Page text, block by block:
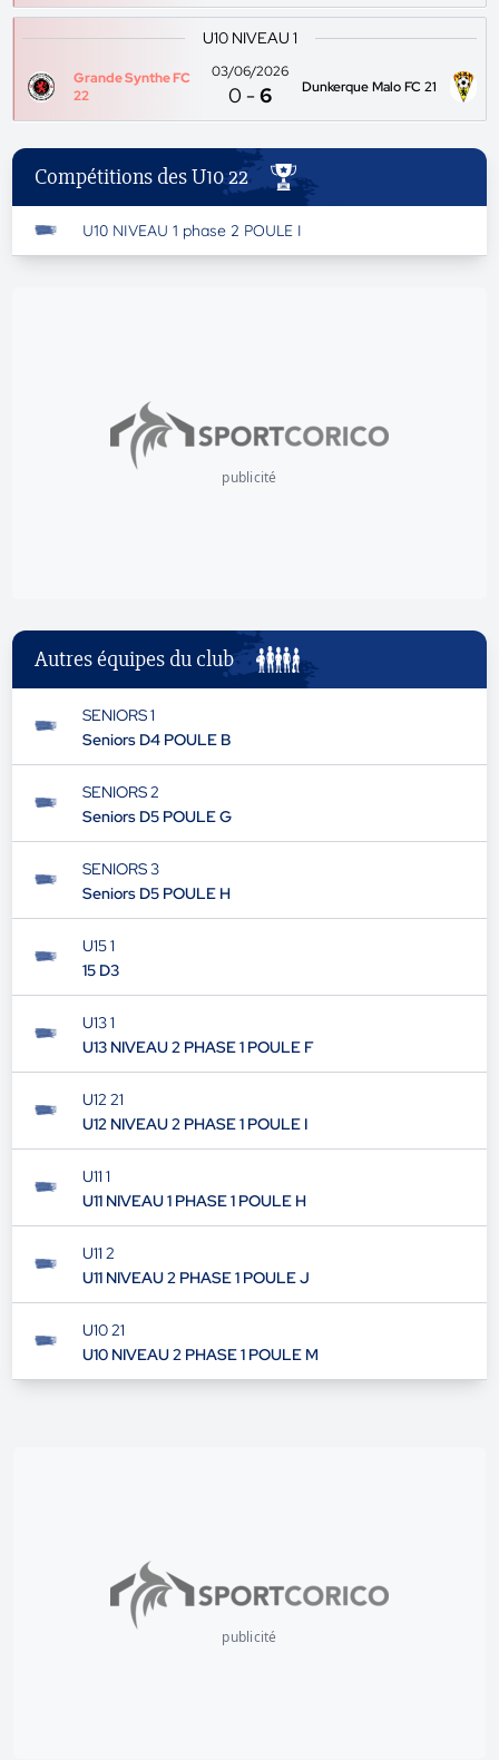
U10 NIVEAU 1
Grande Synthe FC
22
03/06/2026
0 -6 Dunkerque Malo FC 21
Compétitions des U10 22
U10 NIVEAU 1 phase 2 POULE I
publicité
Autres équipes du club
SENIORS 1
Seniors D4 POULE B
SENIORS 2
Seniors D5 POULE G
SENIORS 3
Seniors D5 POULE H
U15 1
15 D3
U13 1
U13 NIVEAU 2 PHASE 1 POULE F
U12 21
U12 NIVEAU 2 PHASE 1 POULE I
U11 1
U11 NIVEAU 1 PHASE 1 POULE H
U11 2
U11 NIVEAU 2 PHASE 1 POULE J
U10 21
U10 NIVEAU 2 PHASE 1 POULE M
publicité